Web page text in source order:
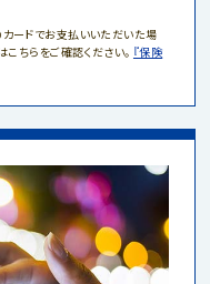
ードでお支払いいただいた場
ちらをご確認ください。 『保険